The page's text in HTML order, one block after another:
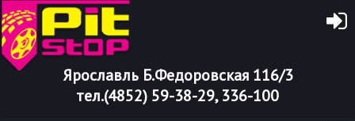
Ярославль Б.Федоровская 116/3
тел.(4852) 59-38-29, 336-100